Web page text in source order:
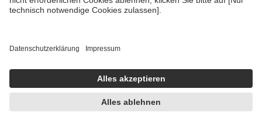
getroffen, um sicherzustellen, dass es sich um echte Bewertungen
https://help.etrusted.com/hc/de/articles/4419944605341
Einige Bilder und Inhalte wurden unter Zuhilfenahme künstlicher